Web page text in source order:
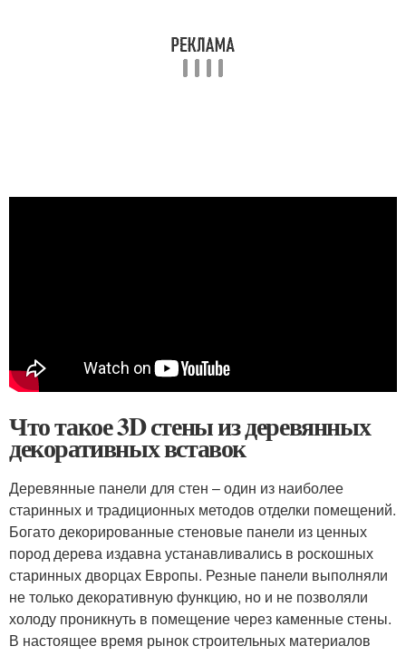
Что такое 3D стены из деревянных
декоративных вставок
Деревянные панели для стен – один из наиболее
старинных и традиционных методов отделки помещений.
Богато декорированные стеновые панели из ценных
пород дерева издавна устанавливались в роскошных
старинных дворцах Европы. Резные панели выполняли
не только декоративную функцию, но и не позволяли
холоду проникнуть в помещение через каменные стены.
В настоящее время рынок строительных материалов